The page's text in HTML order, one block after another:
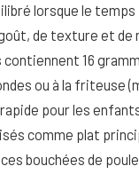
lorsque le temps
de texture et de
16
ou à la friteuse
pour les
comme plat
bouchées de